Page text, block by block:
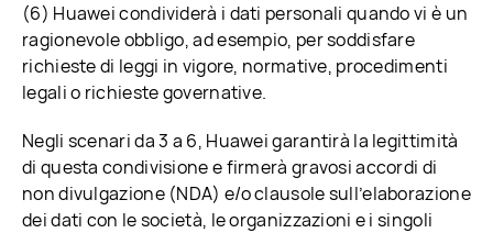
(6) Huawei condividerà i dati personali quando vi è un
ragionevole obbligo, ad esempio, per soddisfare
richieste di leggi in vigore, normative, procedimenti
legali o richieste governative.
Negli scenari da 3 a 6, Huawei garantirà la legittimità
di questa condivisione e firmerà gravosi accordi di
non divulgazione (NDA) e/o clausole sull’elaborazione
dei dati con le società, le organizzazioni e i singoli